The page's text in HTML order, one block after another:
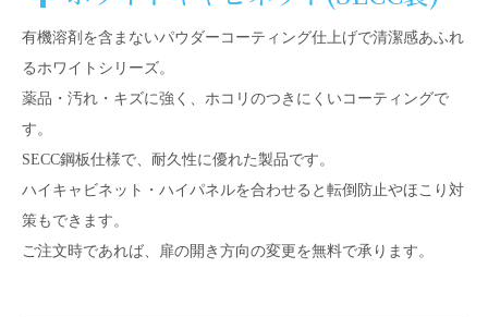
有機溶剤を含まないパウダーコーティング仕上げで清潔感あふれ
るホワイトシリーズ。
薬品・汚れ・キズに強く、ホコリのつきにくいコーティングで
す。
SECC鋼板仕様で、耐久性に優れた製品です。
ハイキャビネット・ハイパネルを合わせると転倒防止やほこり対
策もできます。
ご注文時であれば、扉の開き方向の変更を無料で承ります。